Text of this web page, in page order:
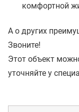
комфортной
А о других
Звоните!
Этот объект
уточняйте у